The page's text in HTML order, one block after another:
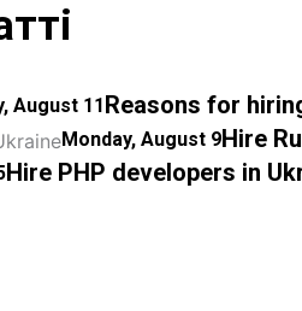
August 11 Reasons for
Monday, August 9Hire
Hire PHP developers in